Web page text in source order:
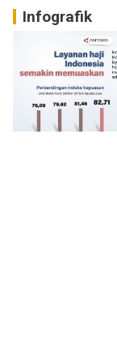
Infografik